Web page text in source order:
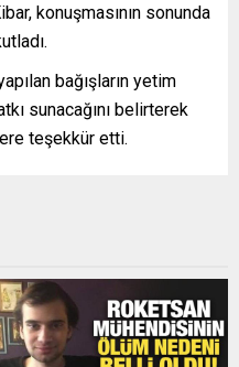
konuşmasının sonunda
bağışların yetim
sunacağını belirterek
teşekkür etti.